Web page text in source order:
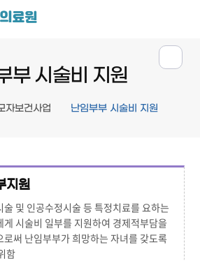
료원
부 시술비 지원
자보건사업 난임부부 시술비 지원
지원
술 및 인공수정시술 등 특정치료를 요하는
게 시술비 일부를 지원하여 경제적부담을
로써 난임부부가 희망하는 자녀를 갖도록
함